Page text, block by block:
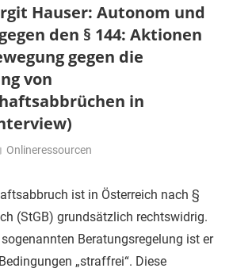
Hauser: Autonom und
den § 144: Aktionen
gegen die
von
in
Onlineressourcen
ist in Österreich nach §
(StGB) grundsätzlich rechtswidrig.
Beratungsregelung ist er
„straffrei“. Diese